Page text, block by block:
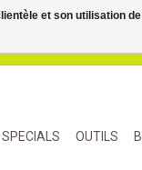
SPECIALS OUTILS
et son utilisation